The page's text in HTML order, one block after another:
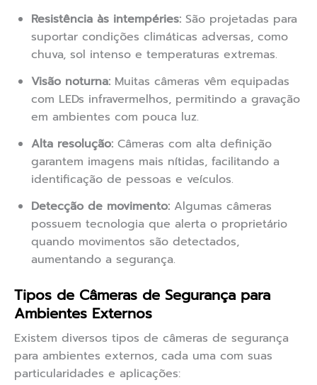
Resistência às intempéries: São projetadas para
suportar condições climáticas adversas, como
chuva, sol intenso e temperaturas extremas.
Visão noturna: Muitas câmeras vêm equipadas
com LEDs infravermelhos, permitindo a gravação
em ambientes com pouca luz.
Alta resolução: Câmeras com alta definição
garantem imagens mais nítidas, facilitando a
identificação de pessoas e veículos.
Detecção de movimento: Algumas câmeras
possuem tecnologia que alerta o proprietário
quando movimentos são detectados,
aumentando a segurança.
Tipos de Câmeras de Segurança para
Ambientes Externos
Existem diversos tipos de câmeras de segurança
para ambientes externos, cada uma com suas
particularidades e aplicações: